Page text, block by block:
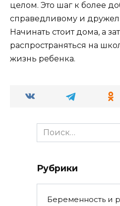
целом. Это шаг к более
справедливому и
Начинать стоит дома, а
распространяться на
жизнь ребенка.
Search
for:
Рубрики
Беременность и